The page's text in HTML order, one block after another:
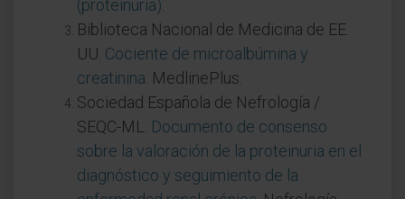
(proteinuria)
Biblioteca Nacional de Medicina de EE.
UU. Cociente de microalbúmina y
creatinina . MedlinePlus.
Sociedad Española de Nefrología /
SEQC-ML. Documento de consenso
sobre la valoración de la proteinuria en el
diagnóstico y seguimiento de la